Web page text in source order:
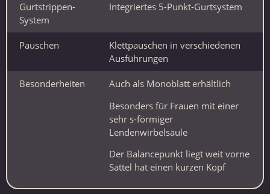
Gurtstrippen-
System
Integriertes 5-Punkt-Gurtsystem
Pauschen
Klettpauschen in verschiedenen
Ausführungen
Besonderheiten
Auch als Monoblatt erhältlich
Besonders für Frauen mit einer
sehr s-förmiger
Lendenwirbelsäule
Der Balancepunkt liegt weit vorne
Sattel hat einen kurzen Kopf